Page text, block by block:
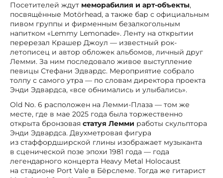
Посетителей ждут меморабилия и арт-объекты,
посвящённые Motörhead, а также бар с официальным
пивом группы и фирменным безалкогольным
напитком «Lemmy Lemonade». Ленту на открытии
перерезал Крашер Джоул — известный рок-
летописец и автор обложек альбомов, личный друг
Лемми. За ним последовало живое выступление
певицы Стефани Эдвардс. Мероприятие собрало
толпу с самого утра — по словам директора проекта
Энди Эдвардса, «все обнимались и улыбались».
Old No. 6 расположен на Лемми-Плаза — том же
месте, где в мае 2025 года была торжественно
открыта бронзовая статуя Лемми работы скульптора
Энди Эдвардса. Двухметровая фигура
из стаффордширской глины изображает музыканта
в сценической позе эпохи 1981 года — года
легендарного концерта Heavy Metal Holocaust
на стадионе Port Vale в Бёрслеме. Тогда же гитарист